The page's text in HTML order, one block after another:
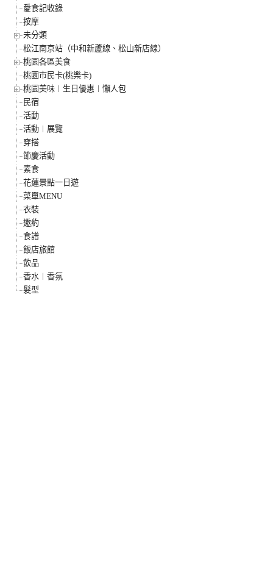
愛食記收錄
按摩
未分類
松江南京站（中和新蘆線、松山新店線）
桃園各區美食
桃園市民卡(桃樂卡)
桃園美味︱生日優惠︱懶人包
民宿
活動
活動︱展覽
穿搭
節慶活動
素食
花蓮景點一日遊
菜單MENU
衣裝
邀約
食譜
飯店旅館
飲品
香水︱香氛
髮型